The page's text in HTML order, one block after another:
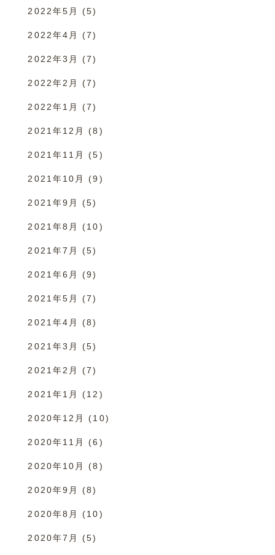
2022年5月 (5)
2022年4月 (7)
2022年3月 (7)
2022年2月 (7)
2022年1月 (7)
2021年12月 (8)
2021年11月 (5)
2021年10月 (9)
2021年9月 (5)
2021年8月 (10)
2021年7月 (5)
2021年6月 (9)
2021年5月 (7)
2021年4月 (8)
2021年3月 (5)
2021年2月 (7)
2021年1月 (12)
2020年12月 (10)
2020年11月 (6)
2020年10月 (8)
2020年9月 (8)
2020年8月 (10)
2020年7月 (5)